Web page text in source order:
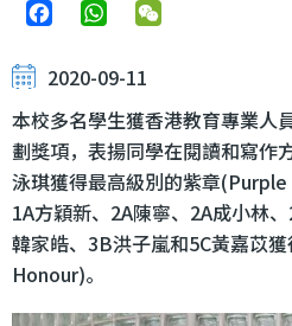
FacebookWhatsApp
2020-09-11
本校多名學生獲香港教育專業人
劃獎項，表揚同學在閱讀和寫作
泳琪獲得最高級別的紫章
1A方穎新、2A陳寧、2A成小林
韓家皓、3B洪子嵐和5C黃嘉苡
Honour)。